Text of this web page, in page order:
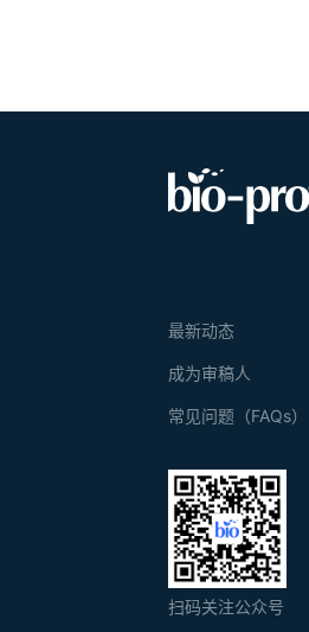
最新动态
成为审稿人
常见问题（FAQs）
扫码关注公众号